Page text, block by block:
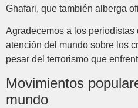
Ghafari, que también alberga
Agradecemos a los
atención del mundo sobre los
pesar del terrorismo que
Movimientos
mundo